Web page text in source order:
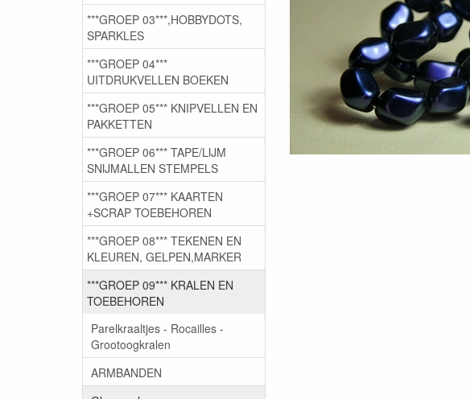
***GROEP 03***,HOBBYDOTS,
SPARKLES
***GROEP 04***
UITDRUKVELLEN BOEKEN
***GROEP 05*** KNIPVELLEN EN
PAKKETTEN
***GROEP 06*** TAPE/LIJM
SNIJMALLEN STEMPELS
***GROEP 07*** KAARTEN
+SCRAP TOEBEHOREN
***GROEP 08*** TEKENEN EN
KLEUREN, GELPEN,MARKER
***GROEP 09*** KRALEN EN
TOEBEHOREN
Parelkraaltjes - Rocailles -
Grootoogkralen
ARMBANDEN